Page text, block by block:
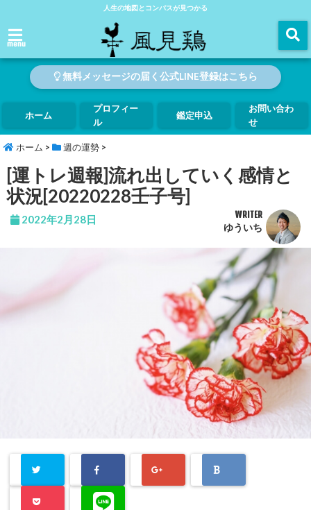
人生の地図とコンパスが見つかる
menu
無料メッセージの届く公式LINE登録はこちら
ホーム
プロフィー
ル
鑑定申込
お問い合わ
せ
ホーム > 週の運勢 >
[運トレ週報]流れ出していく感情と
状況[20220228壬子号]
2022年2月28日 WRITER
ゆういち